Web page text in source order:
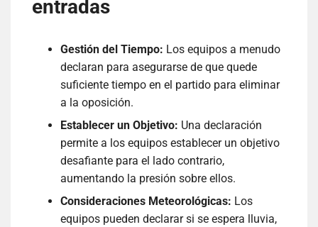
entradas
Gestión del Tiempo: Los equipos a menudo
declaran para asegurarse de que quede
suficiente tiempo en el partido para eliminar
a la oposición.
Establecer un Objetivo: Una declaración
permite a los equipos establecer un objetivo
desafiante para el lado contrario,
aumentando la presión sobre ellos.
Consideraciones Meteorológicas: Los
equipos pueden declarar si se espera lluvia,